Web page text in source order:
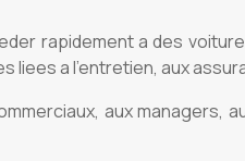
rapidement a des
a l'entretien, aux
aux managers,